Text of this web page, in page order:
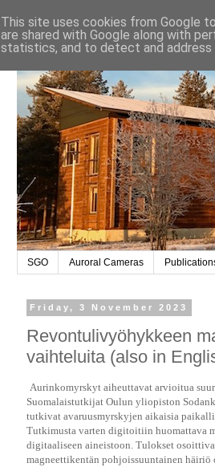
SGO Auroral Cameras
Friday, 3 November 2023
Revontulivyöhykkeen
vaihteluita (also in
Aurinkomyrskyt aiheuttavat arvioitua
Suomalaistutkijat Oulun yliopiston
tutkivat avaruusmyrskyjen aikaisia
Tutkimusta varten digitoitiin huomattava
digitaaliseen aineistoon. Tulokset
magneettikentän pohjoissuuntainen
This site uses cookies from Google
are shared with Google along with
statistics, and to detect and address